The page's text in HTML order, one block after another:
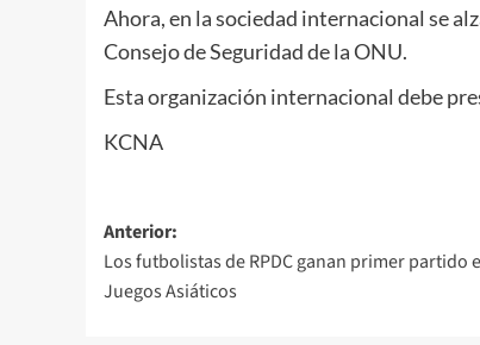
Ahora, en la sociedad internacional se
Consejo de Seguridad de la ONU.
Esta organización internacional debe
KCNA
Navegación
de
entradas
Anterior:
Los futbolistas de RPDC ganan primer partido
Juegos Asiáticos